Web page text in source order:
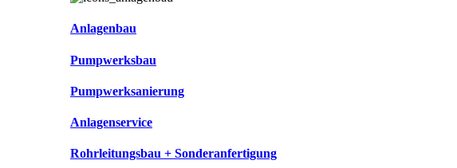
Anlagenbau
Pumpwerksbau
Pumpwerksanierung
Anlagenservice
Rohrleitungsbau + Sonderanfertigung